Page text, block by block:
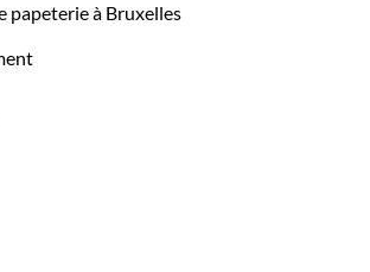
papeterie à Bruxelles